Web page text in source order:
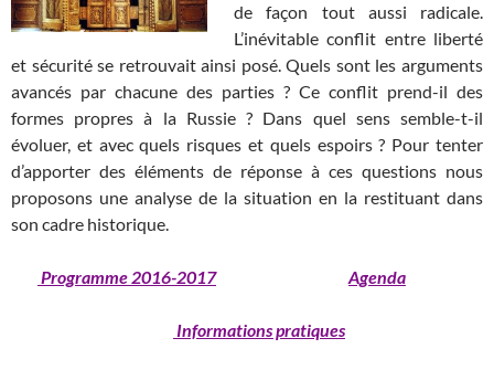
de façon tout aussi radicale.
L’inévitable conflit entre liberté
et sécurité se retrouvait ainsi posé. Quels sont les arguments
avancés par chacune des parties ? Ce conflit prend-il des
formes propres à la Russie ? Dans quel sens semble-t-il
évoluer, et avec quels risques et quels espoirs ? Pour tenter
d’apporter des éléments de réponse à ces questions nous
proposons une analyse de la situation en la restituant dans
son cadre historique.
Programme 2016-2017 Agenda
Informations pratiques